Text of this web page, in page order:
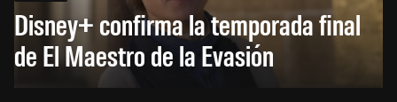
Disney+ confirma la temporada final
de El Maestro de la Evasión